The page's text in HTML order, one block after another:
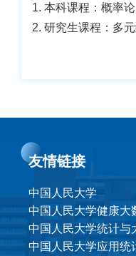
1. 本科课程：概率
2. 研究生课程：多
友情链接
中国人民大学
中国人民大学健康大
中国人民大学统计与
中国人民大学应用统